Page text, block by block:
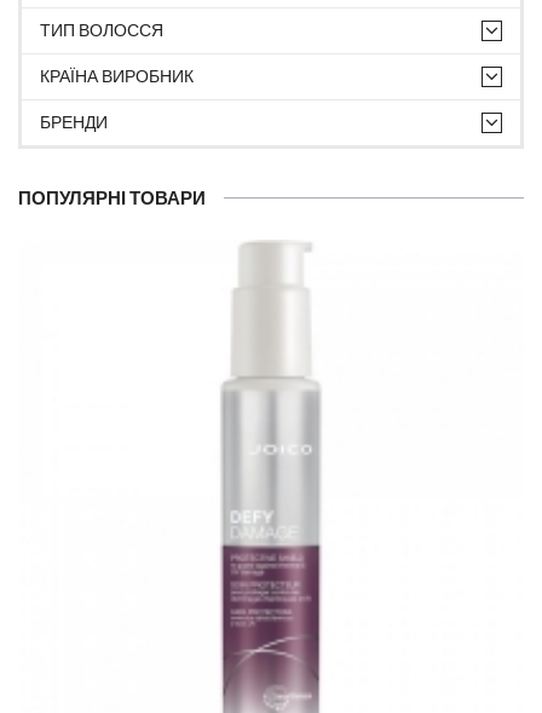
ТИП ВОЛОССЯ
КРАЇНА ВИРОБНИК
БРЕНДИ
ПОПУЛЯРНІ ТОВАРИ